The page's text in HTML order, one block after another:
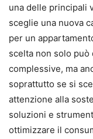
una delle principali
sceglie una nuova
per un
scelta non solo
complessive, ma
soprattutto se si
attenzione alla
soluzioni e
ottimizzare il